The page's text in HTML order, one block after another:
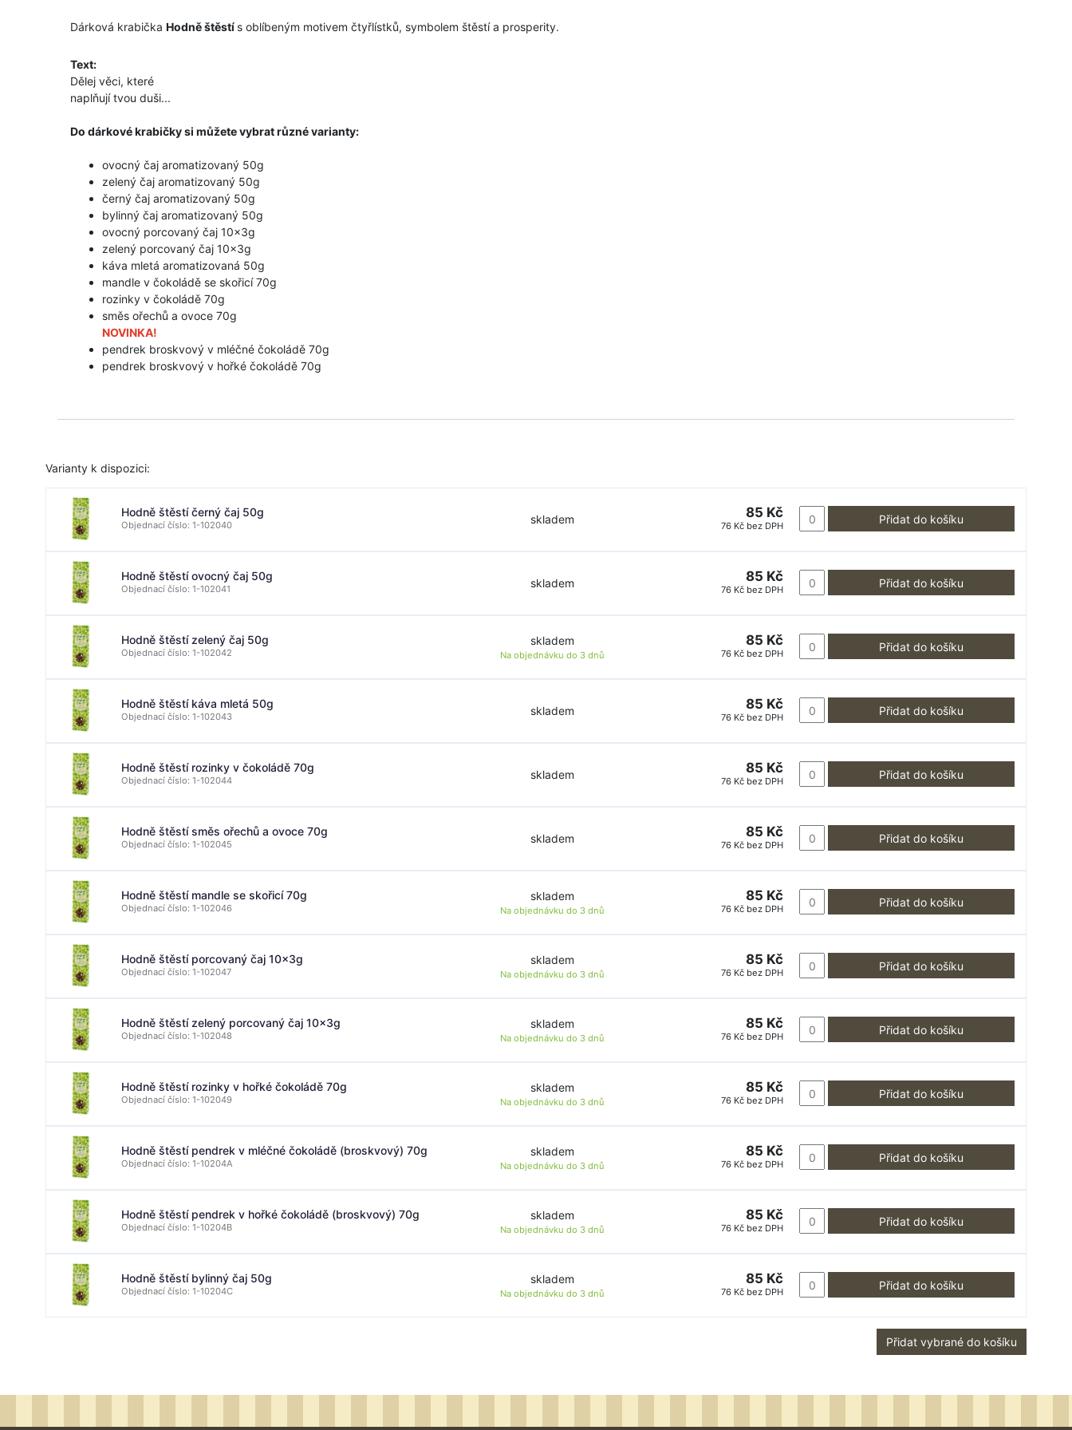
Dárková krabička Hodně štěstí s oblíbeným motivem čtyřlístků, symbolem štěstí a prosperity.
Text:
Dělej věci, které
naplňují tvou duši...
Do dárkové krabičky si můžete vybrat různé varianty:
ovocný čaj aromatizovaný 50g
zelený čaj aromatizovaný 50g
černý čaj aromatizovaný 50g
bylinný čaj aromatizovaný 50g
ovocný porcovaný čaj 10x3g
zelený porcovaný čaj 10x3g
káva mletá aromatizovaná 50g
mandle v čokoládě se skořicí 70g
rozinky v čokoládě 70g
směs ořechů a ovoce 70g
NOVINKA!
pendrek broskvový v mléčné čokoládě 70g
pendrek broskvový v hořké čokoládě 70g
Varianty k dispozici:
Hodně štěstí černý čaj 50g
Objednací číslo: 1-102040 skladem 85 Kč
76 Kč bez DPH Přidat do košíku
Hodně štěstí ovocný čaj 50g
Objednací číslo: 1-102041 skladem 85 Kč
76 Kč bez DPH Přidat do košíku
Hodně štěstí zelený čaj 50g
Objednací číslo: 1-102042
skladem
Na objednávku do 3 dnů
85 Kč
76 Kč bez DPH Přidat do košíku
Hodně štěstí káva mletá 50g
Objednací číslo: 1-102043 skladem 85 Kč
76 Kč bez DPH Přidat do košíku
Hodně štěstí rozinky v čokoládě 70g
Objednací číslo: 1-102044 skladem 85 Kč
76 Kč bez DPH Přidat do košíku
Hodně štěstí směs ořechů a ovoce 70g
Objednací číslo: 1-102045 skladem 85 Kč
76 Kč bez DPH Přidat do košíku
Hodně štěstí mandle se skořicí 70g
Objednací číslo: 1-102046
skladem
Na objednávku do 3 dnů
85 Kč
76 Kč bez DPH Přidat do košíku
Hodně štěstí porcovaný čaj 10x3g
Objednací číslo: 1-102047
skladem
Na objednávku do 3 dnů
85 Kč
76 Kč bez DPH Přidat do košíku
Hodně štěstí zelený porcovaný čaj 10x3g
Objednací číslo: 1-102048
skladem
Na objednávku do 3 dnů
85 Kč
76 Kč bez DPH Přidat do košíku
Hodně štěstí rozinky v hořké čokoládě 70g
Objednací číslo: 1-102049
skladem
Na objednávku do 3 dnů
85 Kč
76 Kč bez DPH Přidat do košíku
Hodně štěstí pendrek v mléčné čokoládě (broskvový) 70g
Objednací číslo: 1-10204A
skladem
Na objednávku do 3 dnů
85 Kč
76 Kč bez DPH Přidat do košíku
Hodně štěstí pendrek v hořké čokoládě (broskvový) 70g
Objednací číslo: 1-10204B
skladem
Na objednávku do 3 dnů
85 Kč
76 Kč bez DPH Přidat do košíku
Hodně štěstí bylinný čaj 50g
Objednací číslo: 1-10204C
skladem
Na objednávku do 3 dnů
85 Kč
76 Kč bez DPH Přidat do košíku
Přidat vybrané do košíku